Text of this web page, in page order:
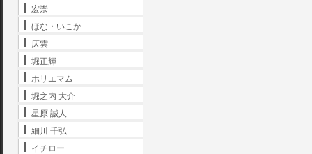
宏崇
ほな・いこか
仄雲
堀正輝
ホリエマム
堀之内 大介
星原 誠人
細川 千弘
イチロー